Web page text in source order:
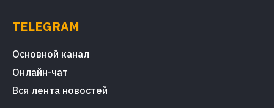
TELEGRAM
Основной канал
Онлайн-чат
Вся лента новостей